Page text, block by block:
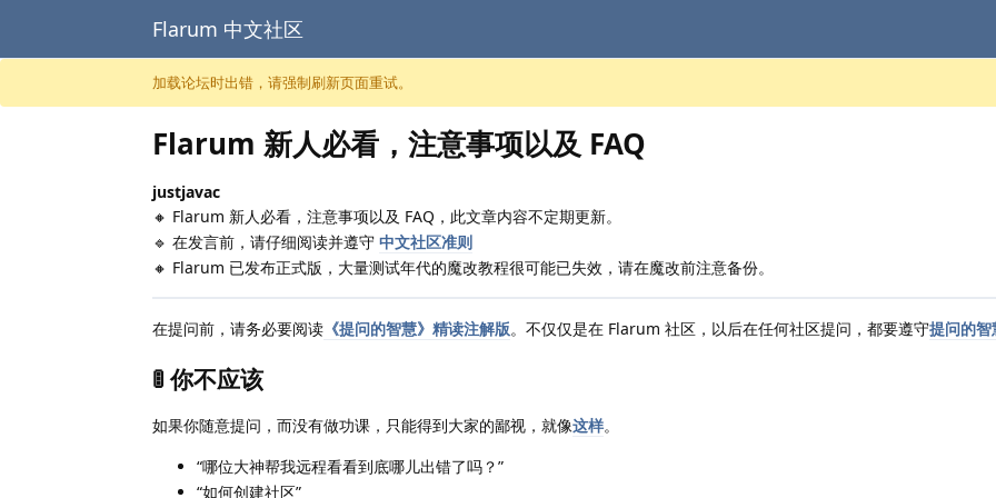
跳至内容
Flarum 中文社区
加载论坛时出错，请强制刷新页面重试。
Flarum 新人必看，注意事项以及 FAQ
justjavac
🔸 Flarum 新人必看，注意事项以及 FAQ，此文章内容不定期更新。
🔹 在发言前，请仔细阅读并遵守 中文社区准则
🔸 Flarum 已发布正式版，大量测试年代的魔改教程很可能已失效，请在魔改前注意备份。
在提问前，请务必要阅读 《提问的智慧》精读注解版。不仅仅是在 Flarum 社区，以后在任何社区提问，都要遵守提问的智
🚦 你不应该
如果你随意提问，而没有做功课，只能得到大家的鄙视，就像这样。
“哪位大神帮我远程看看到底哪儿出错了吗？”
“如何创建社区”